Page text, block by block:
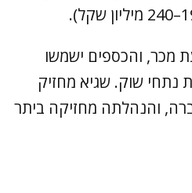
מכר, והכספים ישמשו
נתחי שוק. שגיא מחזיק
החברה, והנהלתה מחזיקה ביתר